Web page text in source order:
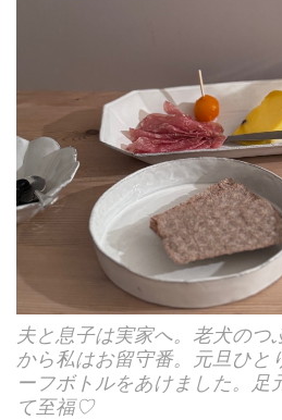
夫と息子は実家へ。老犬のつ
から私はお留守番。元旦ひと
ーフボトルをあけました。足
て至福♡